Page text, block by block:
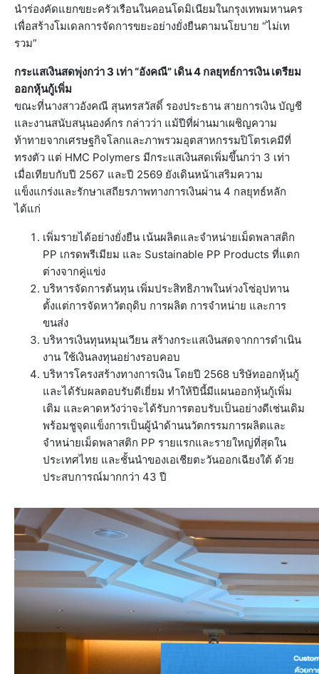
นำร่องคัดแยกขยะครัวเรือนในคอนโดมิเนียมในกรุงเทพมหานคร
เพื่อสร้างโมเดลการจัดการขยะอย่างยั่งยืนตามนโยบาย “ไม่เท
รวม”
กระแสเงินสดพุ่งกว่า 3 เท่า “อังคณี” เดิน 4 กลยุทธ์การเงิน เตรียม
ออกหุ้นกู้เพิ่ม
ขณะที่นางสาวอังคณี สุนทรสวัสดิ์ รองประธาน สายการเงิน บัญชี
และงานสนับสนุนองค์กร กล่าวว่า แม้ปีที่ผ่านมาเผชิญความ
ท้าทายจากเศรษฐกิจโลกและภาพรวมอุตสาหกรรมปิโตรเคมีที่
ทรงตัว แต่ HMC Polymers มีกระแสเงินสดเพิ่มขึ้นกว่า 3 เท่า
เมื่อเทียบกับปี 2567 และปี 2569 ยังเดินหน้าเสริมความ
แข็งแกร่งและรักษาเสถียรภาพทางการเงินผ่าน 4 กลยุทธ์หลัก
ได้แก่
เพิ่มรายได้อย่างยั่งยืน เน้นผลิตและจำหน่ายเม็ดพลาสติก
PP เกรดพรีเมียม และ Sustainable PP Products ที่แตก
ต่างจากคู่แข่ง
บริหารจัดการต้นทุน เพิ่มประสิทธิภาพในห่วงโซ่อุปทาน
ตั้งแต่การจัดหาวัตถุดิบ การผลิต การจำหน่าย และการ
ขนส่ง
บริหารเงินทุนหมุนเวียน สร้างกระแสเงินสดจากการดำเนิน
งาน ใช้เงินลงทุนอย่างรอบคอบ
บริหารโครงสร้างทางการเงิน โดยปี 2568 บริษัทออกหุ้นกู้
และได้รับผลตอบรับดีเยี่ยม ทำให้ปีนี้มีแผนออกหุ้นกู้เพิ่ม
เติม และคาดหวังว่าจะได้รับการตอบรับเป็นอย่างดีเช่นเดิม
พร้อมชูจุดแข็งการเป็นผู้นำด้านนวัตกรรมการผลิตและ
จำหน่ายเม็ดพลาสติก PP รายแรกและรายใหญ่ที่สุดใน
ประเทศไทย และชั้นนำของเอเชียตะวันออกเฉียงใต้ ด้วย
ประสบการณ์มากกว่า 43 ปี